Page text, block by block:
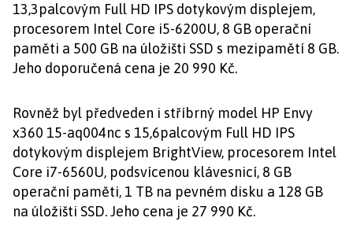
13,3palcovým Full HD IPS dotykovým displejem,
procesorem Intel Core i5-6200U, 8 GB operační
paměti a 500 GB na úložišti SSD s mezipamětí 8 GB.
Jeho doporučená cena je 20 990 Kč.
Rovněž byl předveden i stříbrný model HP Envy
x360 15-aq004nc s 15,6palcovým Full HD IPS
dotykovým displejem BrightView, procesorem Intel
Core i7-6560U, podsvícenou klávesnicí, 8 GB
operační paměti, 1 TB na pevném disku a 128 GB
na úložišti SSD. Jeho cena je 27 990 Kč.